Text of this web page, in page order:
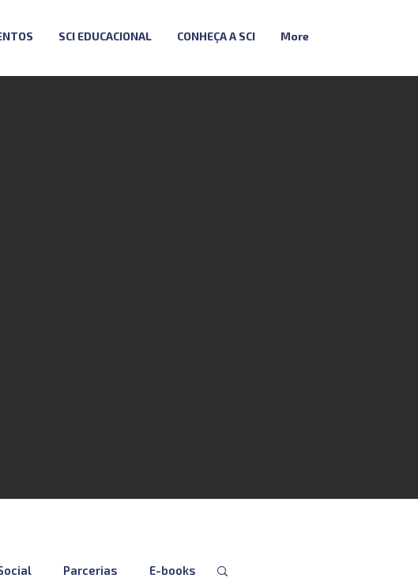
SCI EDUCACIONAL CONHEÇA A SCI More
Parcerias E-books